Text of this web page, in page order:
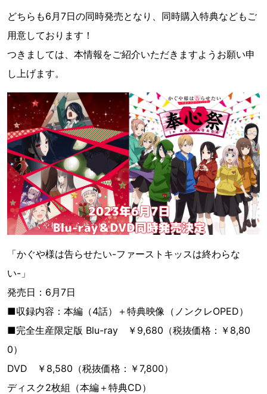
どちらも6月7日の同時発売となり、同時購入特典などもご
用意しております！
つきましては、本情報をご紹介いただきますようお願い申
し上げます。
「かぐや様は告らせたい-ファーストキッスは終わらな
い-」
発売日：6月7日
■収録内容：本編（4話）＋特典映像（ノンクレOPED）
■完全生産限定版 Blu-ray ￥9,680（税抜価格：￥8,80
0）
DVD ￥8,580（税抜価格：￥7,800）
ディスク2枚組（本編＋特典CD）